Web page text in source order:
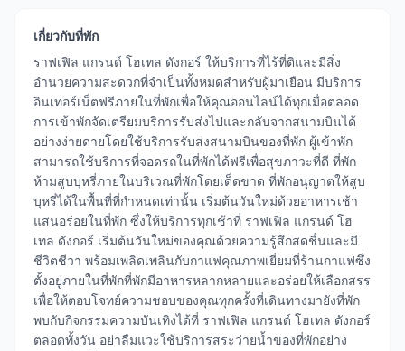
เกี่ยวกับที่พัก
ราฟเฟิล แกรนด์ โฮเทล ดังกอร์ ให้บริการที่ไร้ที่ติและมีสิ่ง
อำนวยความสะดวกที่จำเป็นทั้งหมดสำหรับผู้มาเยือน มีบริการ
อินเทอร์เน็ตฟรีภายในที่พักเพื่อให้คุณออนไลน์ได้ทุกเมื่อตลอด
การเข้าพักจัดเตรียมบริการรับส่งไปและกลับจากสนามบินได้
อย่างง่ายดายโดยใช้บริการรับส่งสนามบินของที่พัก ผู้เข้าพัก
สามารถใช้บริการที่จอดรถในที่พักได้ฟรีเพื่อสุขภาวะที่ดี ที่พัก
ห้ามสูบบุหรี่ภายในบริเวณที่พักโดยเด็ดขาด ที่พักอนุญาตให้สูบ
บุหรี่ได้ในพื้นที่ที่กำหนดเท่านั้น เริ่มต้นวันใหม่ด้วยอาหารเช้า
แสนอร่อยในที่พัก ซึ่งให้บริการทุกเช้าที่ ราฟเฟิล แกรนด์ โฮ
เทล ดังกอร์ เริ่มต้นวันใหม่ของคุณด้วยความรู้สึกสดชื่นและมี
ชีวิตชีวา พร้อมเพลิดเพลินกับกาแฟคุณภาพเยี่ยมที่ร้านกาแฟซึ่ง
ตั้งอยู่ภายในที่พักที่พักมีอาหารหลากหลายและอร่อยให้เลือกสรร
เพื่อให้ตอบโจทย์ความชอบของคุณทุกครั้งที่เดินทางมายังที่พัก
พบกับกิจกรรมความบันเทิงได้ที่ ราฟเฟิล แกรนด์ โฮเทล ดังกอร์
ตลอดทั้งวัน อย่าลืมแวะใช้บริการสระว่ายน้ำของที่พักอย่าง